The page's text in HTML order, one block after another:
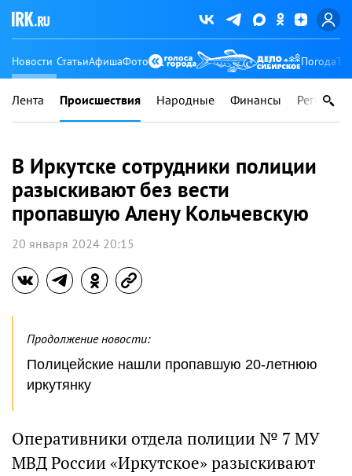
Новости СтатьиАфишаФото Погода
Лента Происшествия Народные Финансы Регионы
В Иркутске сотрудники полиции
разыскивают без вести
пропавшую Алену Кольчевскую
20 января 2024 20:15
Продолжение новости:
Полицейские нашли пропавшую 20-летнюю
иркутянку
Оперативники отдела полиции № 7 МУ
МВД России «Иркутское» разыскивают